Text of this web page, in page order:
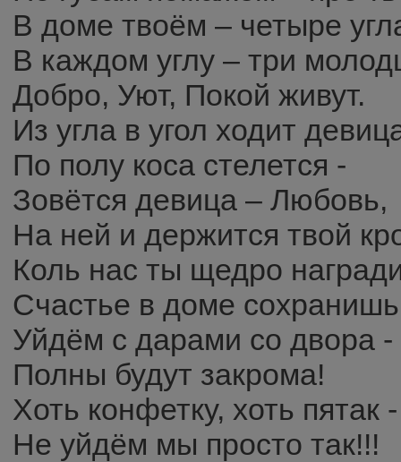
В доме твоём – четыре
В каждом углу – три
Добро, Уют, Покой живут.
Из угла в угол ходит
По полу коса стелется -
Зовётся девица – Любовь,
На ней и держится твой
Коль нас ты щедро
Счастье в доме
Уйдём с дарами со двора -
Полны будут закрома!
Хоть конфетку, хоть пятак -
Не уйдём мы просто так!!!